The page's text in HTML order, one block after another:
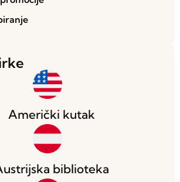
Američki kutak
biblioteka